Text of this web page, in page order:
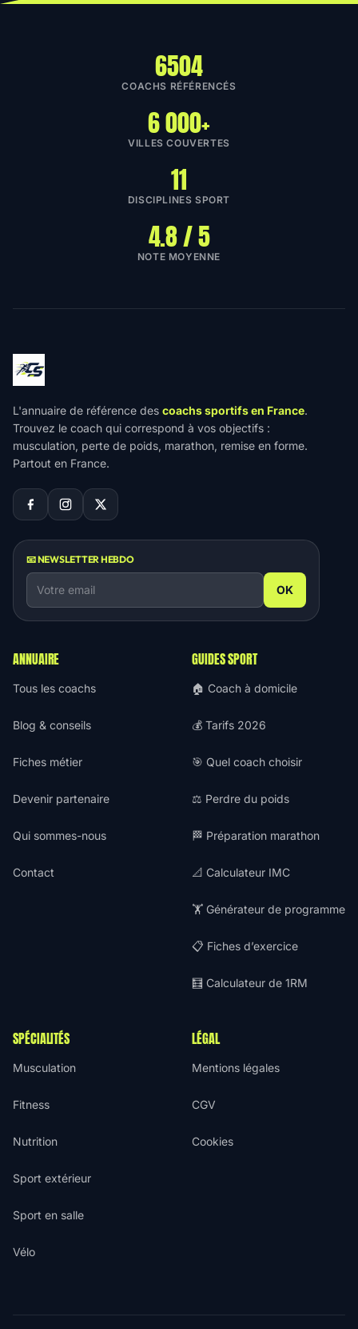
6504
COACHS RÉFÉRENCÉS
6 000+
VILLES COUVERTES
11
DISCIPLINES SPORT
4.8 / 5
NOTE MOYENNE
L'annuaire de référence des coachs sportifs en France.
Trouvez le coach qui correspond à vos objectifs :
musculation, perte de poids, marathon, remise en forme.
Partout en France.
📧 NEWSLETTER HEBDO
OK
ANNUAIRE
Tous les coachs
Blog & conseils
Fiches métier
Devenir partenaire
Qui sommes-nous
Contact
GUIDES SPORT
🏠 Coach à domicile
💰 Tarifs 2026
🎯 Quel coach choisir
⚖️ Perdre du poids
🏁 Préparation marathon
📐 Calculateur IMC
🏋️ Générateur de programme
📋 Fiches d’exercice
🧮 Calculateur de 1RM
SPÉCIALITÉS
Musculation
Fitness
Nutrition
Sport extérieur
Sport en salle
Vélo
LÉGAL
Mentions légales
CGV
Cookies